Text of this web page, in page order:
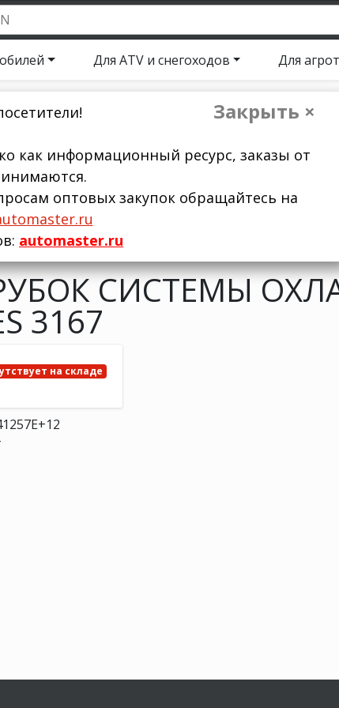
Для ATV и снегоходов Для
Закрыть ×
как информационный ресурс, заказы от
оптовых закупок обращайтесь на
automaster.ru
СИСТЕМЫ
3167
на складе